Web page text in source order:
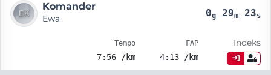
Komander
Ewa 0g29m23s
Tempo
7:56 /km
FAP
4:13 /km
Indeks